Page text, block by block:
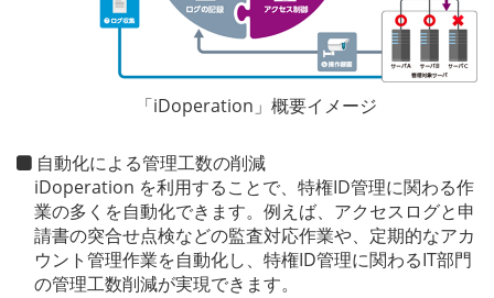
「iDoperation」概要イメージ
自動化による管理工数の削減
iDoperation を利用することで、特権ID管理に関わる作
業の多くを自動化できます。例えば、アクセスログと申
請書の突合せ点検などの監査対応作業や、定期的なアカ
ウント管理作業を自動化し、特権ID管理に関わるIT部門
の管理工数削減が実現できます。